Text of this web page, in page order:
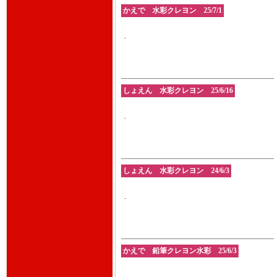
かえで 水彩クレヨン 25/7/1
.
しょえん 水彩クレヨン 25/6/16
.
しょえん 水彩クレヨン 24/6/3
.
かえで 鉛筆クレヨン水彩 25/6/3